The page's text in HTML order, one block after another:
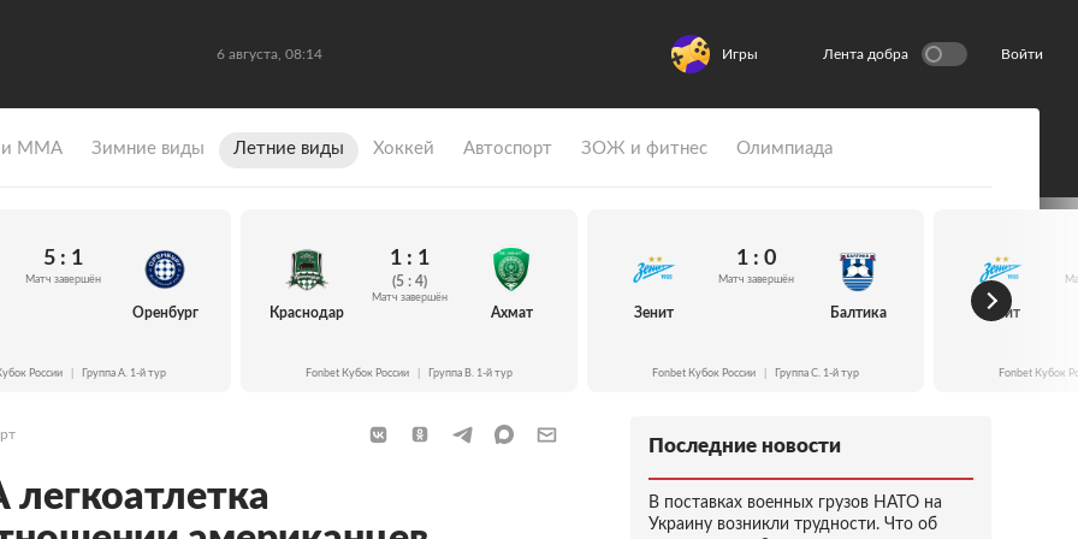
6 августа, 08:14 Игры Лента добра Войти
и ММА Зимние виды Летние виды Хоккей Автоспорт ЗОЖ и фитнес Олимпиада
5 : 1
Матч завершён
Оренбург
России Группа A. 1-й тур
Краснодар
1 : 1
(5 : 4)
Матч завершён
Ахмат
Fonbet Кубок России Группа B. 1-й тур
Зенит
1 : 0
Матч завершён
Балтика
Fonbet Кубок России Группа C. 1-й тур
Зенит
Fonbet Кубок
Последние новости
В поставках военных грузов НАТО на
Украину возникли трудности. Что об